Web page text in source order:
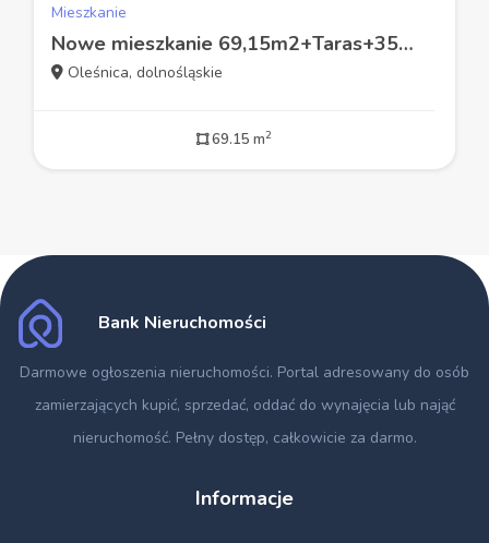
Mieszkanie
Nowe mieszkanie 69,15m2+Taras+35m2 gratis!
Oleśnica, dolnośląskie
69.15 m2
Bank Nieruchomości
Darmowe ogłoszenia nieruchomości. Portal adresowany do osób
zamierzających kupić, sprzedać, oddać do wynajęcia lub nająć
nieruchomość. Pełny dostęp, całkowicie za darmo.
Informacje